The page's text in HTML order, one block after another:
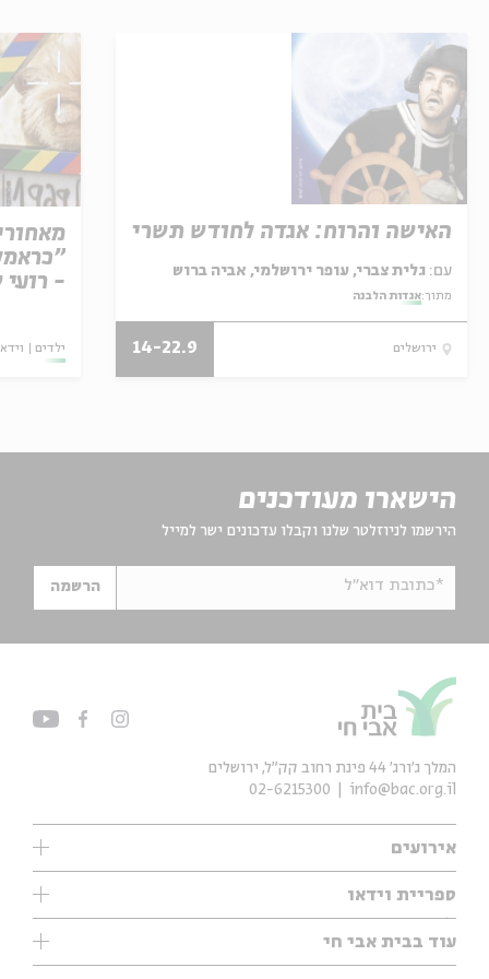
האישה והרוח: אגדה לחודש תשרי
עם:
מתוך:אגדות הלבנה
ירושלים 14-22.9
- רועי
ילדים
הישארו מעודכנים
הירשמו לניוזלטר שלנו וקבלו עדכונים ישר למייל
*כתובת דוא"ל הרשמה
אירועים
עיון
אנגלית
ספריית וידאו
ילדים
מוזיקה
עוד בבית אבי חי
תערוכות
המלך ג'ורג' 44 פינת רחוב קק״ל, ירושלים
info@bac.org.il
02-6215300